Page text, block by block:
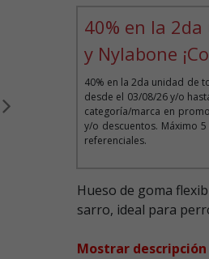
40% en la
y Nylabone
40% en la 2da unidad de
desde el 03/08/26 y/o
categoría/marca en
y/o descuentos. Máximo
referenciales.
Hueso de goma
sarro, ideal para
Mostrar